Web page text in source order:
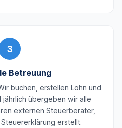
3
Betreuung
buchen, erstellen Lohn und
jährlich übergeben wir alle
externen Steuerberater,
erstellt.